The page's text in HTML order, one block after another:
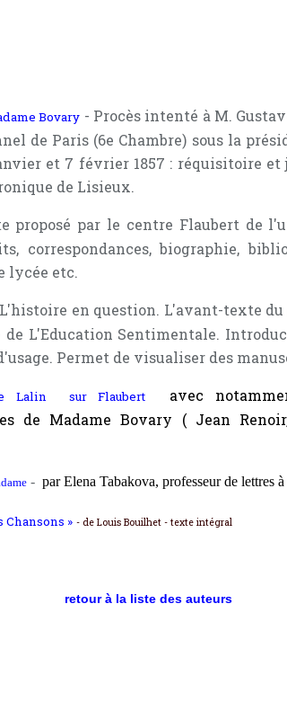
Bovary - Procès intenté à M.
de Paris (6e Chambre) sous la
et 7 février 1857 : réquisitoire
de Lisieux.
proposé par le centre Flaubert de
correspondances, biographie,
lycée etc.
en question. L'avant-texte
L'Education Sentimentale.
Permet de visualiser des
Lalin sur Flaubert
avec
de Madame Bovary ( Jean
- par Elena Tabakova, professeur de lettres
Chansons » - de Louis Bouilhet - texte intégral
retour à la liste des auteurs